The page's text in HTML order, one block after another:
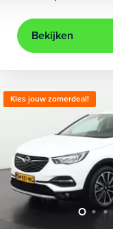
Bekijken
Kies jouw zomerdeal!